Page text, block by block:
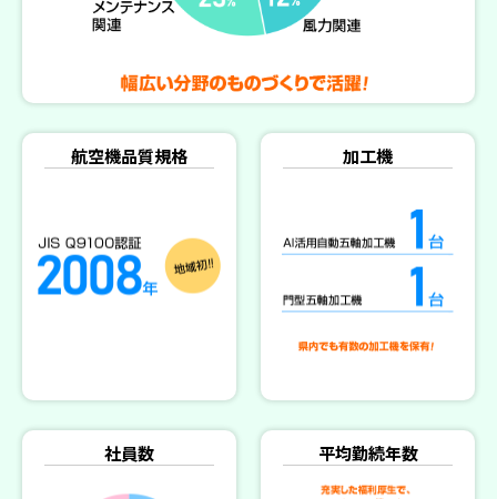
航空機品質規格 加工機
社員数 平均勤続年数